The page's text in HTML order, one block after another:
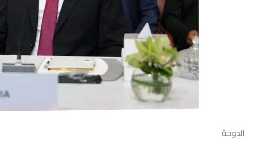
الدوحة